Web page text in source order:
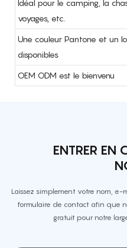
Idéal pour le camping, la
voyages, etc.
Une couleur Pantone et un
disponibles
OEM ODM est le bienvenu
ENTRER EN
Laissez simplement votre nom,
formulaire de contact afin que
gratuit pour notre